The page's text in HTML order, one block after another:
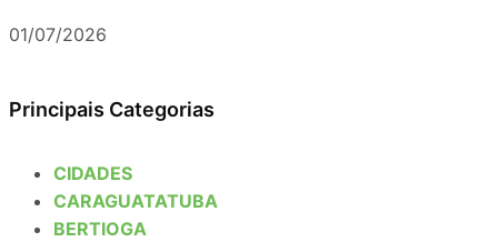
01/07/2026
Principais Categorias
CIDADES
CARAGUATATUBA
BERTIOGA